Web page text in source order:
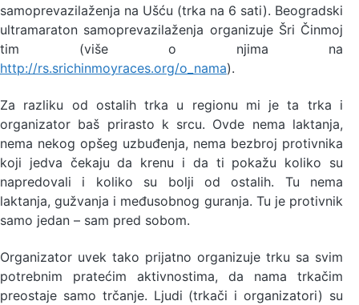
samoprevazilaženja na Ušću (trka na 6 sati). Beogradski
ultramaraton samoprevazilaženja organizuje Šri Činmoj
tim (više o njima na
http://rs.srichinmoyraces.org/o_nama).
Za razliku od ostalih trka u regionu mi je ta trka i
organizator baš prirasto k srcu. Ovde nema laktanja,
nema nekog opšeg uzbuđenja, nema bezbroj protivnika
koji jedva čekaju da krenu i da ti pokažu koliko su
napredovali i koliko su bolji od ostalih. Tu nema
laktanja, gužvanja i međusobnog guranja. Tu je protivnik
samo jedan – sam pred sobom.
Organizator uvek tako prijatno organizuje trku sa svim
potrebnim pratećim aktivnostima, da nama trkačim
preostaje samo trčanje. Ljudi (trkači i organizatori) su